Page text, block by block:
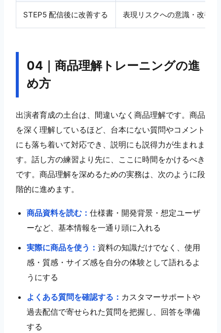
STEP5 配信後に改善する 表現リスクへの意識・改善力
04｜商品理解トレーニングの進
め方
出演者育成の土台は、間違いなく商品理解です。商品
を深く理解しているほど、台本にない質問やコメント
にも落ち着いて対応でき、説明にも説得力が生まれま
す。話し方の練習より先に、ここに時間をかけるべき
です。商品理解を深めるための実務は、次のように段
階的に進めます。
商品資料を読む：仕様書・開発背景・想定ユーザ
ーなど、基本情報を一通り頭に入れる
実際に商品を使う： 資料の知識だけでなく、使用
感・質感・サイズ感を自分の体験として語れるよ
うにする
よくある質問を確認する： カスタマーサポートや
過去配信で寄せられた質問を把握し、回答を準備
する